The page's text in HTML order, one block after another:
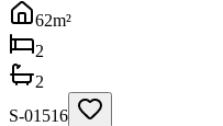
62m²
2
2
S-01516